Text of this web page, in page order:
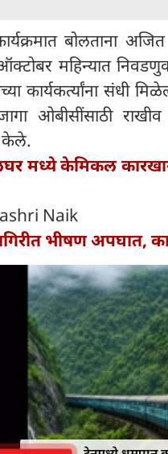
बोलताना
महिन्यात
कार्यकर्त्यांना संधी
ओबीसींसाठी राखीव
केले.
मध्ये केमिकल
Naik
भीषण अपघात,